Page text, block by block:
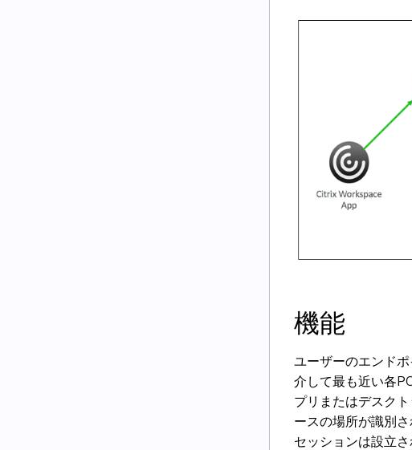
機能
ユーザーのエンド
介して最も近い各
プリまたはデスク
ースの場所が識別
セッションは設立